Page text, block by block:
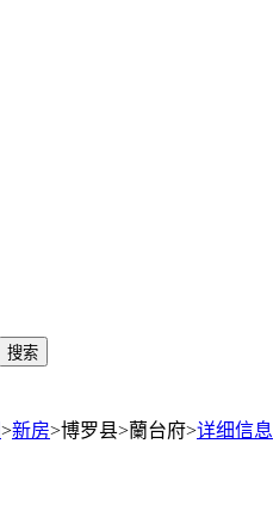
搜索
>新房>博罗县>蘭台府>详细信息